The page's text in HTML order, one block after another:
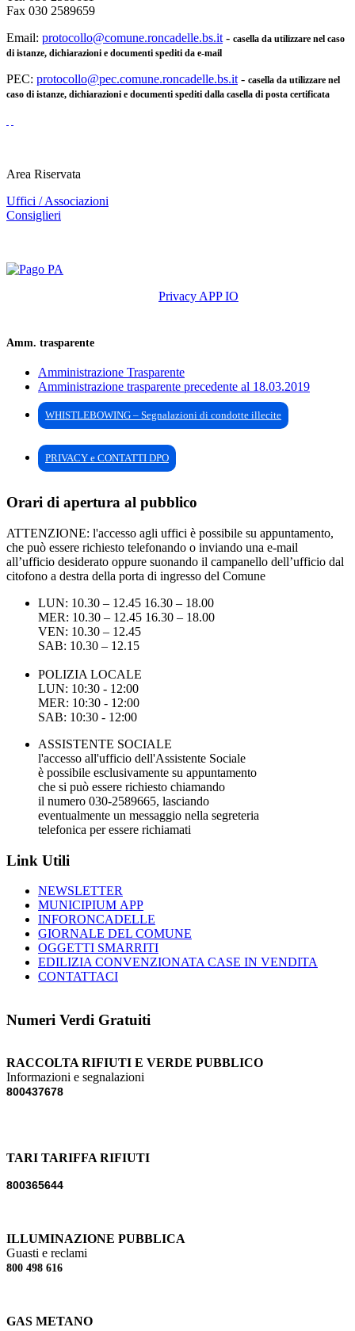
Fax 030 2589659
Email: protocollo@comune.roncadelle.bs.it - casella da utilizzare nel caso
di istanze, dichiarazioni e documenti spediti da e-mail
PEC: protocollo@pec.comune.roncadelle.bs.it - casella da utilizzare nel
caso di istanze, dichiarazioni e documenti spediti dalla casella di posta certificata
Area Riservata
Uffici / Associazioni
Consiglieri
Privacy APP IO
Amm. trasparente
Amministrazione Trasparente
Amministrazione trasparente precedente al 18.03.2019
WHISTLEBOWING – Segnalazioni di condotte illecite
PRIVACY e CONTATTI DPO
Orari di apertura al pubblico
ATTENZIONE: l'accesso agli uffici è possibile su appuntamento,
che può essere richiesto telefonando o inviando una e-mail
all’ufficio desiderato oppure suonando il campanello dell’ufficio dal
citofono a destra della porta di ingresso del Comune
LUN: 10.30 – 12.45 16.30 – 18.00
MER: 10.30 – 12.45 16.30 – 18.00
VEN: 10.30 – 12.45
SAB: 10.30 – 12.15
POLIZIA LOCALE
LUN: 10:30 - 12:00
MER: 10:30 - 12:00
SAB: 10:30 - 12:00
ASSISTENTE SOCIALE
l'accesso all'ufficio dell'Assistente Sociale
è possibile esclusivamente su appuntamento
che si può essere richiesto chiamando
il numero 030-2589665, lasciando
eventualmente un messaggio nella segreteria
telefonica per essere richiamati
Link Utili
NEWSLETTER
MUNICIPIUM APP
INFORONCADELLE
GIORNALE DEL COMUNE
OGGETTI SMARRITI
EDILIZIA CONVENZIONATA CASE IN VENDITA
CONTATTACI
Numeri Verdi Gratuiti
RACCOLTA RIFIUTI E VERDE PUBBLICO
Informazioni e segnalazioni
800437678
TARI TARIFFA RIFIUTI
800365644
ILLUMINAZIONE PUBBLICA
Guasti e reclami
800 498 616
GAS METANO